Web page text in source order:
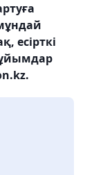
есірткі